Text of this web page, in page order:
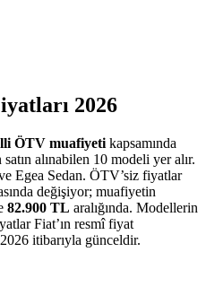
2026
ÖTV muafiyeti kapsamında
alınabilen 10 modeli yer alır.
Egea Sedan. ÖTV’siz fiyatlar
değişiyor; muafiyetin
82.900 TL aralığında. Modellerin
Fiat’ın resmî fiyat
itibarıyla günceldir.